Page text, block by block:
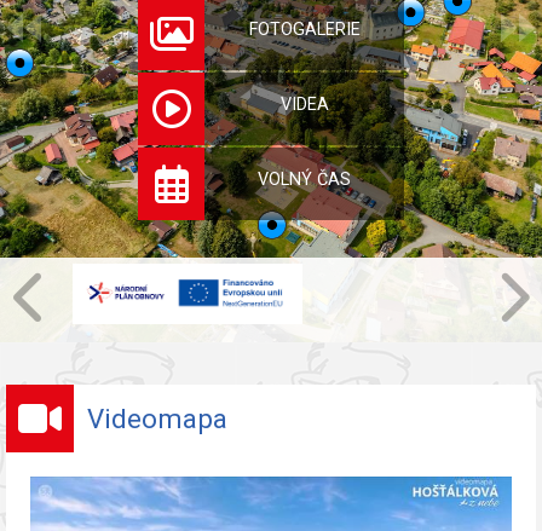
FOTOGALERIE
VIDEA
VOLNÝ ČAS
Videomapa